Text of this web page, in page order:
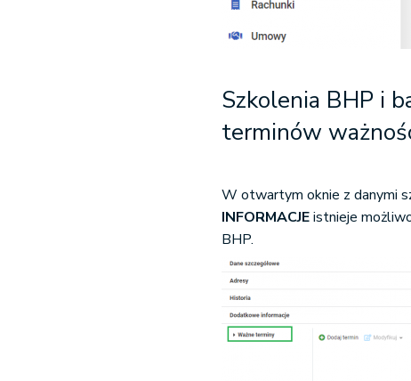
Szkolenia BHP i
terminów
W otwartym oknie z danymi
INFORMACJEistnieje
BHP.